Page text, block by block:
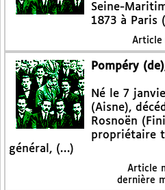
Seine-
1873 à Paris
Article
Pompéry
Né le 7
(Aisne),
Rosnoën
propriétaire
général, (…)
Article
dernière